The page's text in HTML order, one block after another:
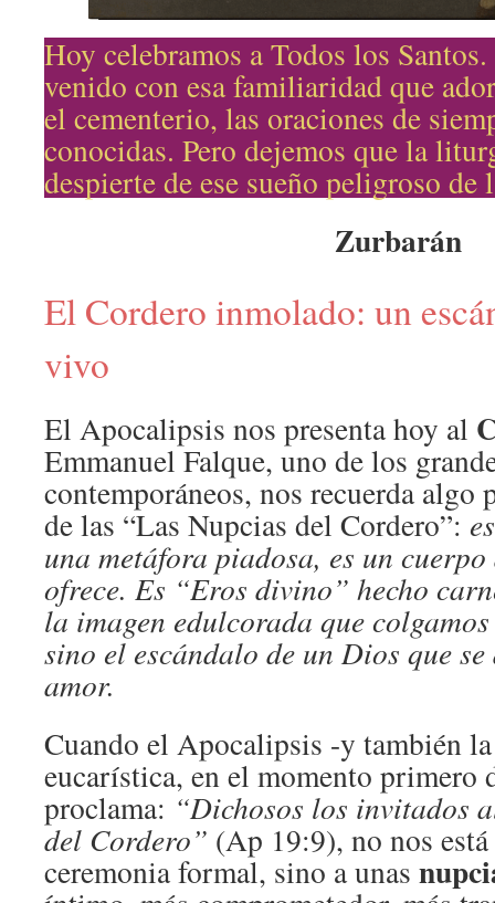
Hoy celebramos a Todos los
venido con esa familiaridad que
el cementerio, las oraciones de
conocidas. Pero dejemos que la
despierte de ese sueño peligroso de
Zurbarán
El Cordero inmolado: un
vivo
El Apocalipsis nos presenta hoy al
Emmanuel Falque, uno de los
contemporáneos, nos recuerda algo
de las “Las Nupcias del Cordero”:
una metáfora piadosa, es un
ofrece. Es “Eros divino” hecho
la imagen edulcorada que
sino el escándalo de un Dios que
amor.
Cuando el Apocalipsis -y también
eucarística, en el momento primero
proclama: “Dichosos los invitados
del Cordero” (Ap 19:9), no nos
ceremonia formal, sino a unas